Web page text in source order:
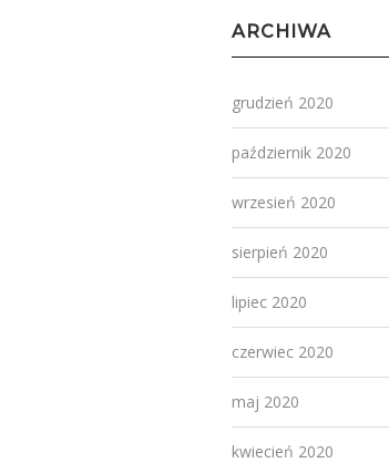
ARCHIWA
grudzień 2020
październik 2020
wrzesień 2020
sierpień 2020
lipiec 2020
czerwiec 2020
maj 2020
kwiecień 2020